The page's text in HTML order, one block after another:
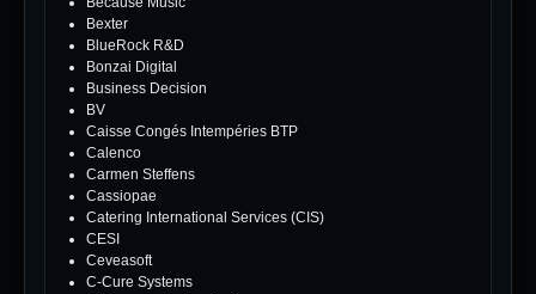
Bexter
BlueRock R&D
Bonzai Digital
Business Decision
BV
Caisse Congés Intempéries BTP
Calenco
Carmen Steffens
Cassiopae
Catering International Services (CIS)
CESI
Ceveasoft
C-Cure Systems